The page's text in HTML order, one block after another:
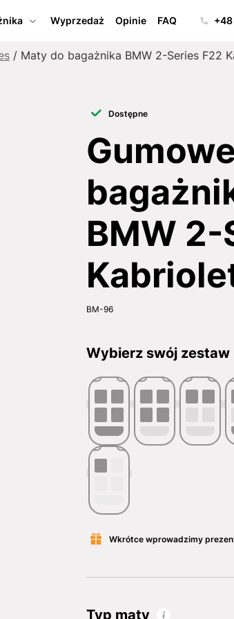
Wyprzedaż Opinie FAQ
/ Maty do bagażnika BMW 2-Series F22
Dostępne
BMW 2-
BM-96
Wybierz swój zestaw
Wkrótce wprowadzimy
Typ maty